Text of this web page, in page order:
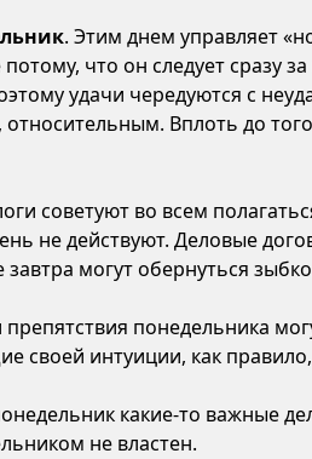
. Этим днем управляет
что он следует сразу
удачи чередуются с
Вплоть до
советуют во всем
не действуют. Деловые
могут обернуться
понедельника
своей интуиции, как
какие-то важные
не властен.